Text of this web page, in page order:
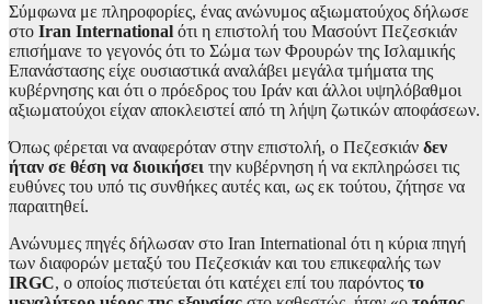
Σύμφωνα με πληροφορίες, ένας ανώνυμος αξιωματούχος δήλωσε
στο Iran International ότι η επιστολή του Μασούντ Πεζεσκιάν
επισήμανε το γεγονός ότι το Σώμα των Φρουρών της Ισλαμικής
Επανάστασης είχε ουσιαστικά αναλάβει μεγάλα τμήματα της
κυβέρνησης και ότι ο πρόεδρος του Ιράν και άλλοι υψηλόβαθμοι
αξιωματούχοι είχαν αποκλειστεί από τη λήψη ζωτικών αποφάσεων.
Όπως φέρεται να αναφερόταν στην επιστολή, ο Πεζεσκιάν δεν
ήταν σε θέση να διοικήσει την κυβέρνηση ή να εκπληρώσει τις
ευθύνες του υπό τις συνθήκες αυτές και, ως εκ τούτου, ζήτησε να
παραιτηθεί.
Ανώνυμες πηγές δήλωσαν στο Iran International ότι η κύρια πηγή
των διαφορών μεταξύ του Πεζεσκιάν και του επικεφαλής των
IRGC, ο οποίος πιστεύεται ότι κατέχει επί του παρόντος το